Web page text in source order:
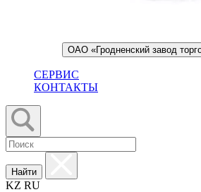
ОАО «Гродненский завод
СЕРВИС
КОНТАКТЫ
Найти
KZ RU